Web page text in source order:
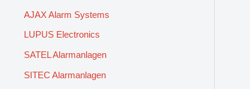
AJAX Alarm Systems
LUPUS Electronics
SATEL Alarmanlagen
SITEC Alarmanlagen